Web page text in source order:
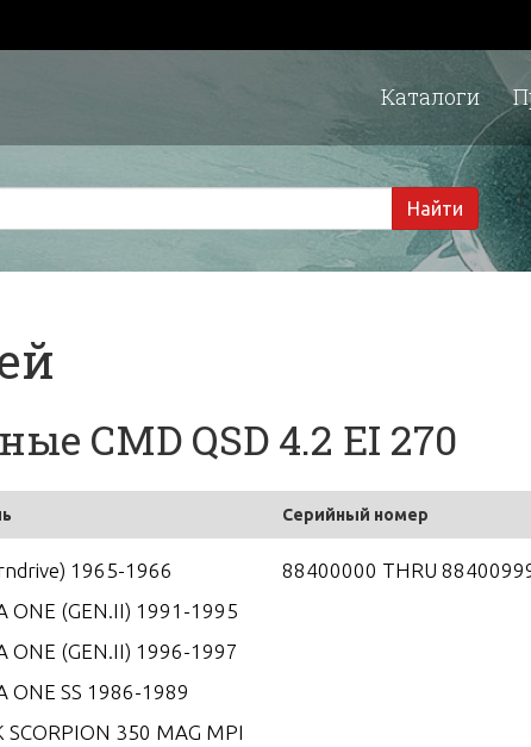
Каталоги
Найти 1
CMD QSD 4.2 EI 270
Серийный номер
1965-1966
ONE (GEN.II) 1991-1995
ONE (GEN.II) 1996-1997
ONE SS 1986-1989
SCORPION 350 MAG MPI
88400000 THRU